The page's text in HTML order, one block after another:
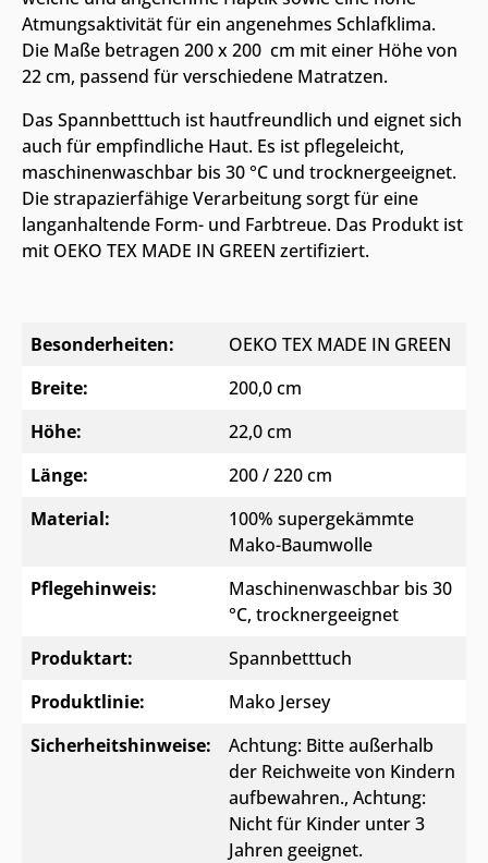
Atmungsaktivität für ein angenehmes Schlafklima.
Die Maße betragen 200 x 200 cm mit einer Höhe von
22 cm, passend für verschiedene Matratzen.
Das Spannbetttuch ist hautfreundlich und eignet sich
auch für empfindliche Haut. Es ist pflegeleicht,
maschinenwaschbar bis 30 °C und trocknergeeignet.
Die strapazierfähige Verarbeitung sorgt für eine
langanhaltende Form- und Farbtreue. Das Produkt ist
mit OEKO TEX MADE IN GREEN zertifiziert.
Besonderheiten:
OEKO TEX MADE IN GREEN
Breite:
200,0 cm
Höhe:
22,0 cm
Länge:
200 / 220 cm
Material:
100% supergekämmte
Mako-Baumwolle
Pflegehinweis:
Maschinenwaschbar bis 30
°C, trocknergeeignet
Produktart:
Spannbetttuch
Produktlinie:
Mako Jersey
Sicherheitshinweise:
Achtung: Bitte außerhalb
der Reichweite von Kindern
aufbewahren., Achtung:
Nicht für Kinder unter 3
Jahren geeignet.